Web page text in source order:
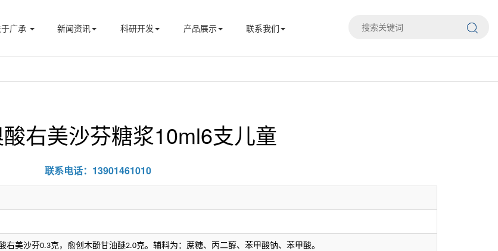
广承 新闻资讯 科研开发 产品展示 联系我们
右美沙芬糖浆10ml6支儿童
联系电话：13901461010
右美沙芬0.3克，愈创木酚甘油醚2.0克。辅料为：蔗糖、丙二醇、苯甲酸钠、苯甲酸。